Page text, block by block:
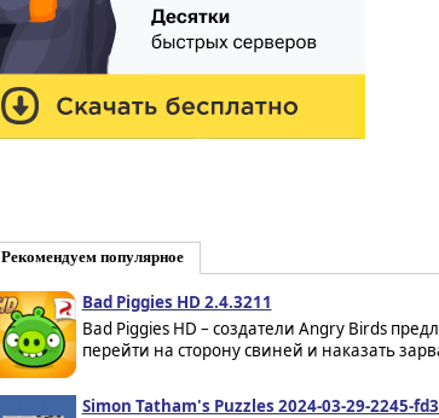
Рекомендуем популярное
Bad Piggies HD 2.4.3211
Bad Piggies HD – создатели Angry Birds
перейти на сторону свиней и наказать
Simon Tatham's Puzzles 2024-03-29-2245-